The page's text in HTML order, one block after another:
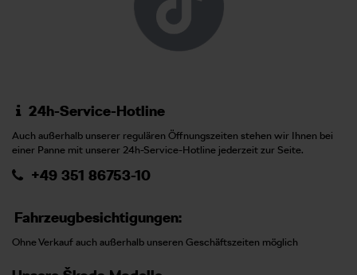
24h-Service-Hotline
Auch außerhalb unserer regulären Öffnungszeiten stehen wir Ihnen bei
einer Panne mit unserer 24h-Service-Hotline jederzeit zur Seite.
+49 351 86753-10
Fahrzeugbesichtigungen:
Ohne Verkauf auch außerhalb unseren Geschäftszeiten möglich